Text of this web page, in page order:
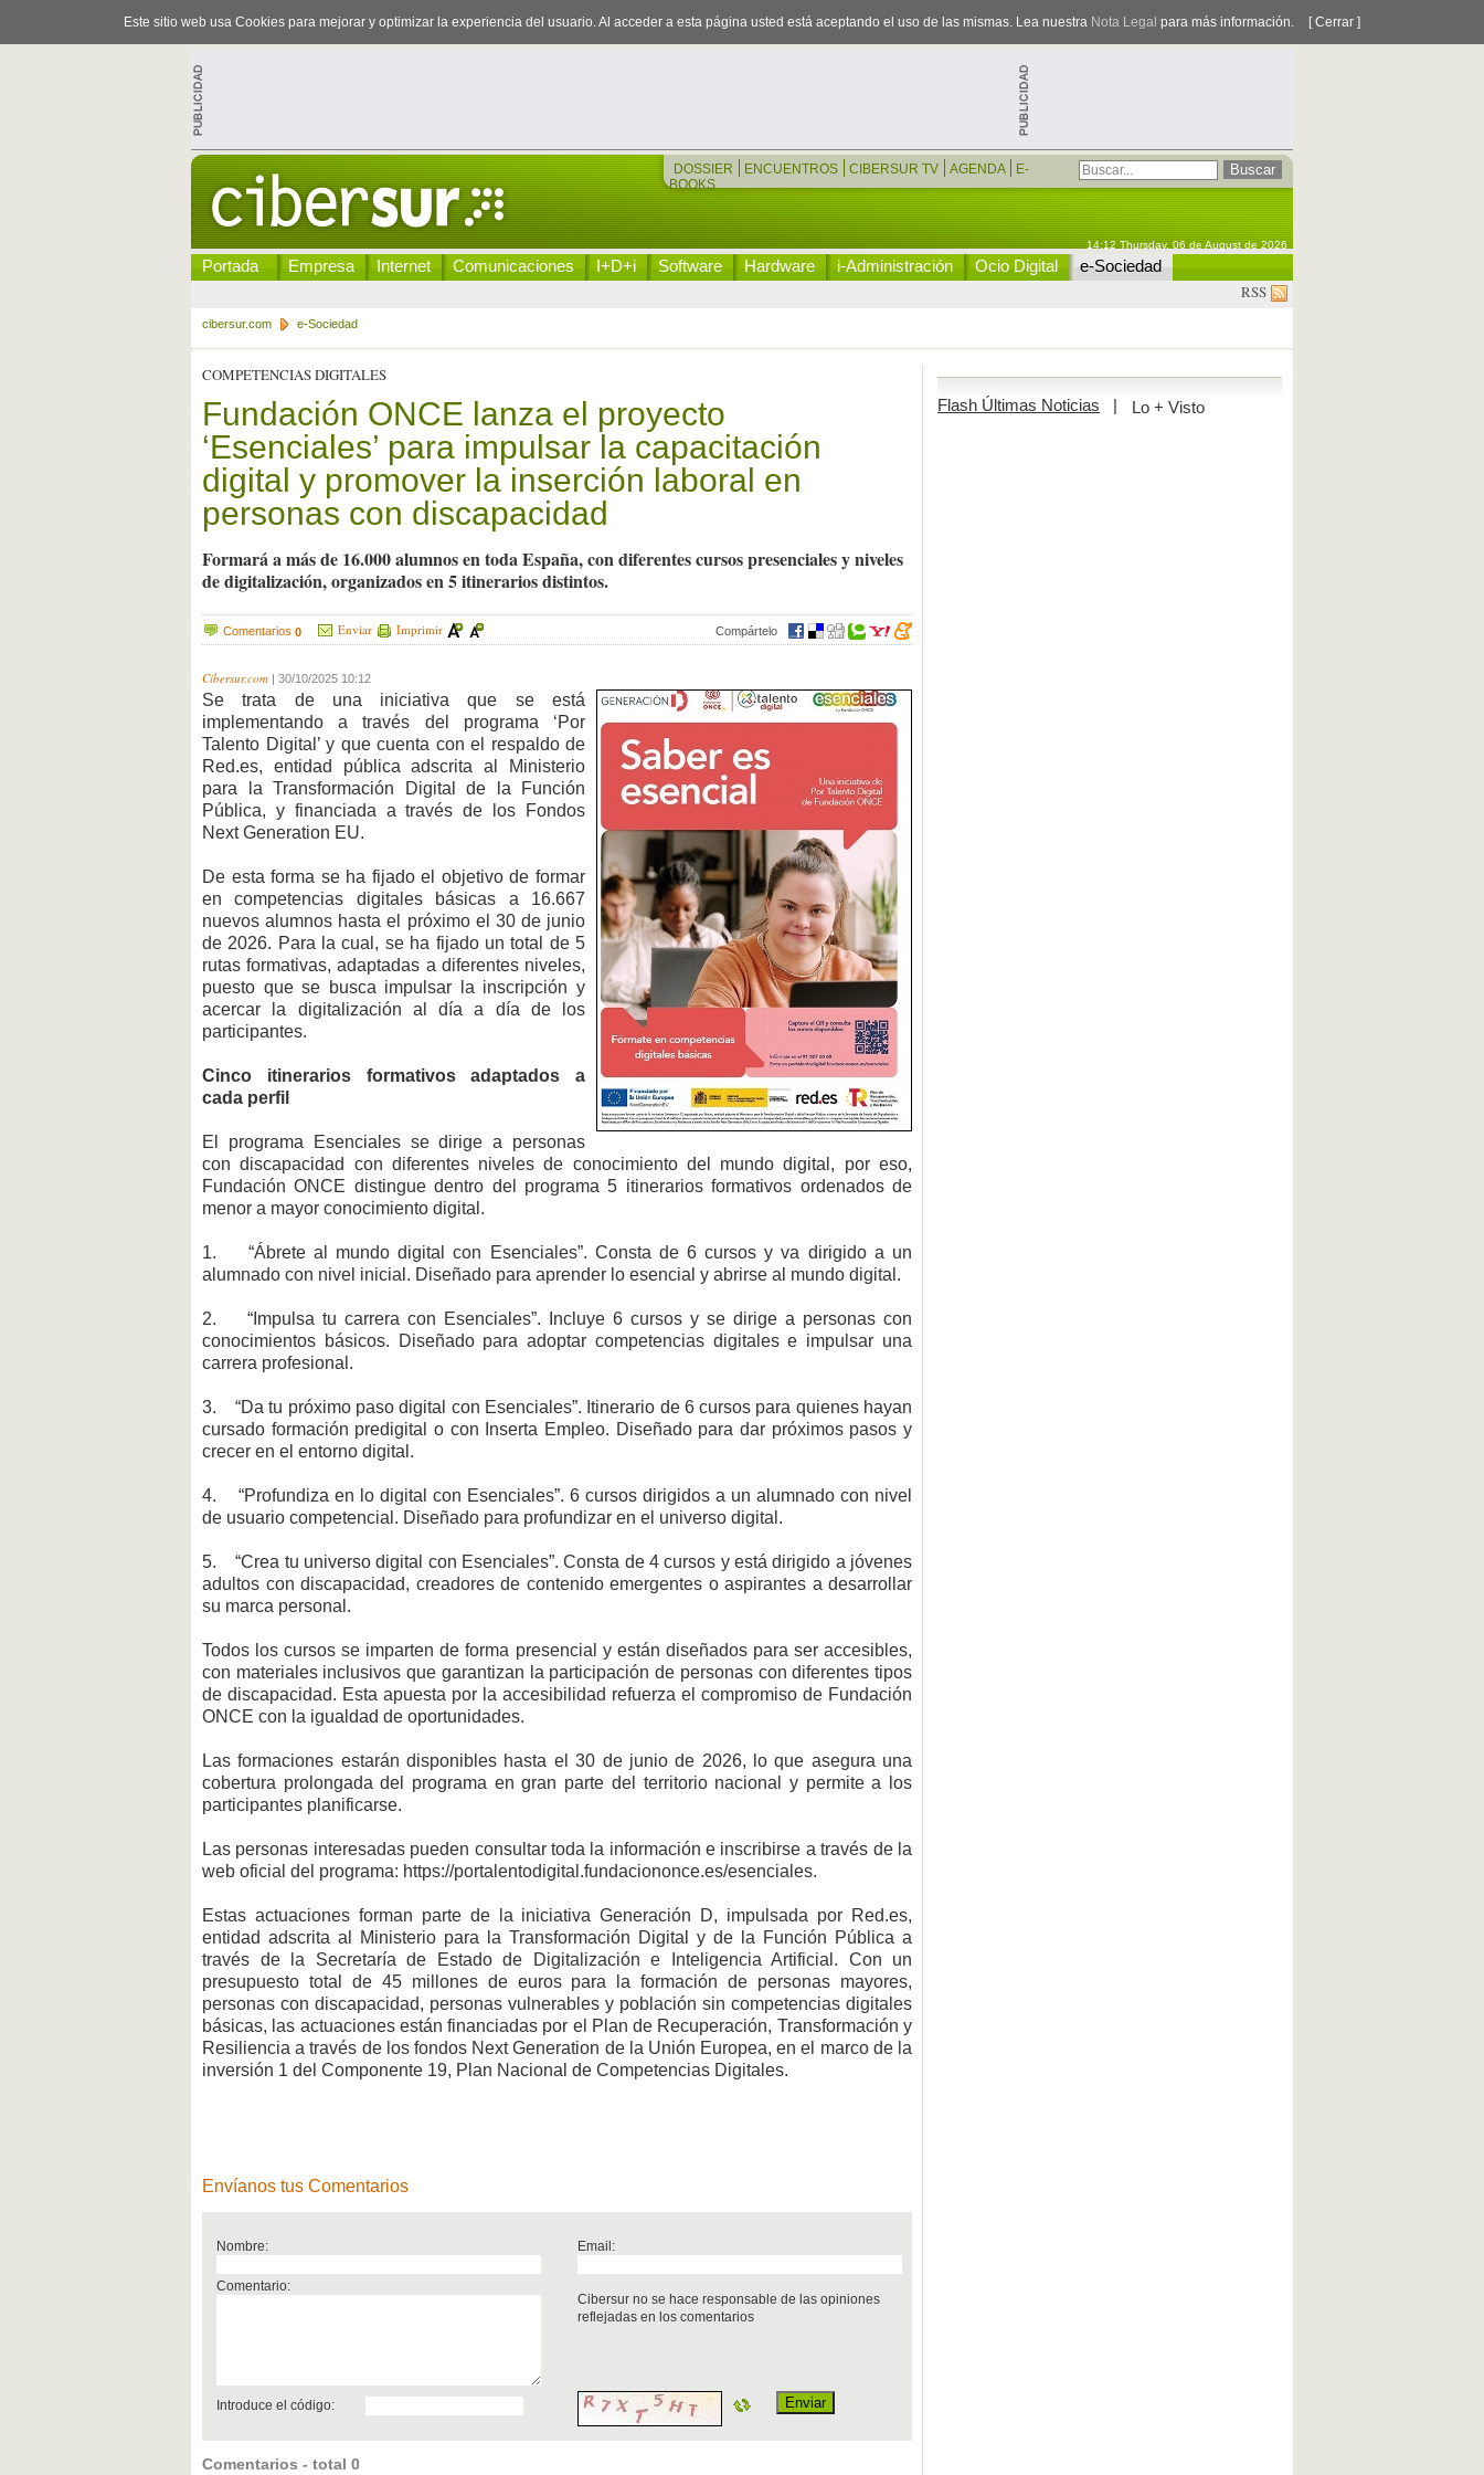
Este sitio web usa Cookies para mejorar y optimizar la experiencia del usuario. Al acceder a esta página usted está aceptando el uso de las mismas. Lea nuestra Nota Legal para más información. [ Cerrar ]
DOSSIER ENCUENTROS CIBERSUR TV AGENDA
E-
BOOKS
14:12 Thursday, 06 de August de 2026
Portada Empresa Internet Comunicaciones I+D+i Software Hardware i-Administración Ocio Digital e-Sociedad
RSS
cibersur.com e-Sociedad
COMPETENCIAS DIGITALES
Fundación ONCE lanza el proyecto
‘Esenciales’ para impulsar la capacitación
digital y promover la inserción laboral en
personas con discapacidad
Formará a más de 16.000 alumnos en toda España, con diferentes cursos presenciales y niveles
de digitalización, organizados en 5 itinerarios distintos.
Comentarios 0 Enviar Imprimir Compártelo
Cibersur.com 30/10/2025 10:12
Se trata de una iniciativa que se está
implementando a través del programa ‘Por
Talento Digital’ y que cuenta con el respaldo de
Red.es, entidad pública adscrita al Ministerio
para la Transformación Digital de la Función
Pública, y financiada a través de los Fondos
Next Generation EU.
De esta forma se ha fijado el objetivo de formar
en competencias digitales básicas a 16.667
nuevos alumnos hasta el próximo el 30 de junio
de 2026. Para la cual, se ha fijado un total de 5
rutas formativas, adaptadas a diferentes niveles,
puesto que se busca impulsar la inscripción y
acercar la digitalización al día a día de los
participantes.
Cinco itinerarios formativos adaptados a
cada perfil
El programa Esenciales se dirige a personas
con discapacidad con diferentes niveles de conocimiento del mundo digital, por eso,
Fundación ONCE distingue dentro del programa 5 itinerarios formativos ordenados de
menor a mayor conocimiento digital.
1. “Ábrete al mundo digital con Esenciales”. Consta de 6 cursos y va dirigido a un
alumnado con nivel inicial. Diseñado para aprender lo esencial y abrirse al mundo digital.
2. “Impulsa tu carrera con Esenciales”. Incluye 6 cursos y se dirige a personas con
conocimientos básicos. Diseñado para adoptar competencias digitales e impulsar una
carrera profesional.
3. “Da tu próximo paso digital con Esenciales”. Itinerario de 6 cursos para quienes hayan
cursado formación predigital o con Inserta Empleo. Diseñado para dar próximos pasos y
crecer en el entorno digital.
4. “Profundiza en lo digital con Esenciales”. 6 cursos dirigidos a un alumnado con nivel
de usuario competencial. Diseñado para profundizar en el universo digital.
5. “Crea tu universo digital con Esenciales”. Consta de 4 cursos y está dirigido a jóvenes
adultos con discapacidad, creadores de contenido emergentes o aspirantes a desarrollar
su marca personal.
Todos los cursos se imparten de forma presencial y están diseñados para ser accesibles,
con materiales inclusivos que garantizan la participación de personas con diferentes tipos
de discapacidad. Esta apuesta por la accesibilidad refuerza el compromiso de Fundación
ONCE con la igualdad de oportunidades.
Las formaciones estarán disponibles hasta el 30 de junio de 2026, lo que asegura una
cobertura prolongada del programa en gran parte del territorio nacional y permite a los
participantes planificarse.
Las personas interesadas pueden consultar toda la información e inscribirse a través de la
web oficial del programa: https://portalentodigital.fundaciononce.es/esenciales.
Estas actuaciones forman parte de la iniciativa Generación D, impulsada por Red.es,
entidad adscrita al Ministerio para la Transformación Digital y de la Función Pública a
través de la Secretaría de Estado de Digitalización e Inteligencia Artificial. Con un
presupuesto total de 45 millones de euros para la formación de personas mayores,
personas con discapacidad, personas vulnerables y población sin competencias digitales
básicas, las actuaciones están financiadas por el Plan de Recuperación, Transformación y
Resiliencia a través de los fondos Next Generation de la Unión Europea, en el marco de la
inversión 1 del Componente 19, Plan Nacional de Competencias Digitales.
Envíanos tus Comentarios
Nombre: Email:
Comentario:
Cibersur no se hace responsable de las opiniones
reflejadas en los comentarios
Introduce el código:
Comentarios - total 0
Flash Últimas Noticias | Lo + Visto